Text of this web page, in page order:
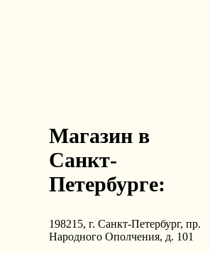
Магазин в
Санкт-
Петербурге:
198215, г. Санкт-Петербург, пр.
Народного Ополчения, д. 101